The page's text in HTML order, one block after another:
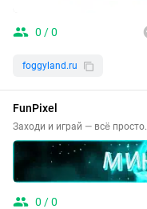
0 / 0
foggyland.ru
FunPixel
Заходи и играй — всё просто.
0 / 0